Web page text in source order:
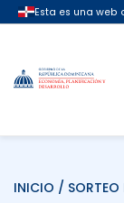
INICIO / SORTEO